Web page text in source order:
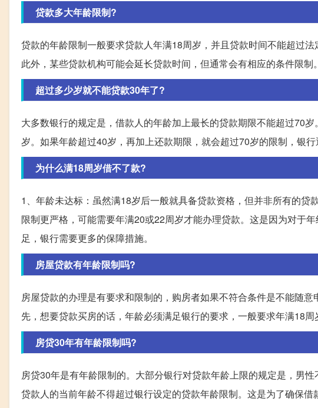
贷款多大年龄限制?
贷款的年龄限制一般要求贷款人年满18周岁，并且贷款时间不能超过
此外，某些贷款机构可能会延长贷款时间，但通常会有相应的条件限制。
超过多少岁就不能贷款30年了?
大多数银行的规定是，借款人的年龄加上最长的贷款期限不能超过70
岁。如果年龄超过40岁，再加上还款期限，就会超过70岁的限制，银
为什么满18周岁借不了款?
1、年龄未达标：虽然满18岁后一般就具备贷款资格，但并非所有的
限制更严格，可能需要年满20或22周岁才能办理贷款。这是因为对于
足，银行需要更多的保障措施。
房屋贷款有年龄限制吗?
房屋贷款的办理是有要求和限制的，购房者如果不符合条件是不能随
先，想要贷款买房的话，年龄必须满足银行的要求，一般要求年满18
房贷30年有年龄限制吗?
房贷30年是有年龄限制的。大部分银行对贷款年龄上限的规定是，男
贷款人的当前年龄不得超过银行设定的贷款年龄限制。这是为了确保借